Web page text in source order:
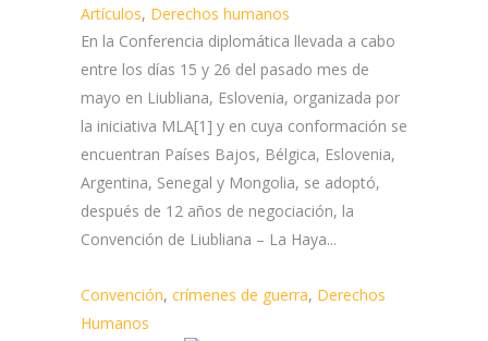
Artículos, Derechos humanos
En la Conferencia diplomática llevada a cabo
entre los días 15 y 26 del pasado mes de
mayo en Liubliana, Eslovenia, organizada por
la iniciativa MLA[1] y en cuya conformación se
encuentran Países Bajos, Bélgica, Eslovenia,
Argentina, Senegal y Mongolia, se adoptó,
después de 12 años de negociación, la
Convención de Liubliana – La Haya...
Convención, crímenes de guerra, Derechos
Humanos